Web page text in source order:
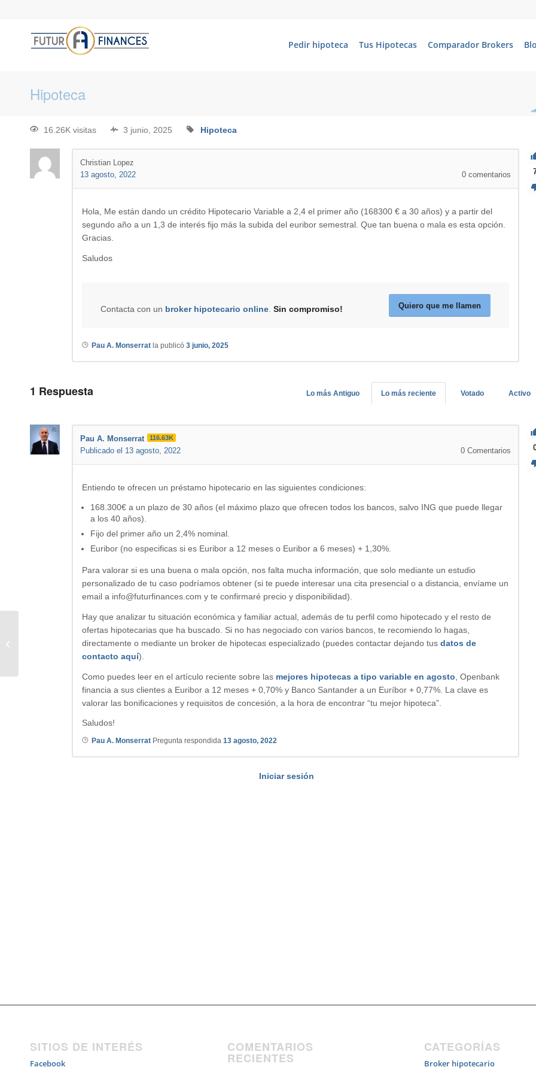
Pedir hipoteca Tus Hipotecas Comparador Brokers
Hipoteca
16.26K visitas 3 junio, 2025 Hipoteca
Christian Lopez
13 agosto, 2022
0 comentarios
Hola, Me están dando un crédito Hipotecario Variable a 2,4 el primer año (168300 € a 30 años) y a partir del
segundo año a un 1,3 de interés fijo más la subida del euribor semestral. Que tan buena o mala es esta opción.
Gracias.
Saludos
Contacta con un broker hipotecario online Sin compromiso! Quiero que me llamen
Pau A. Monserrat la publicó 3 junio, 2025
1 Respuesta Activo
Votado
Lo más reciente
Lo más Antiguo
Pau A. Monserrat 116.63K
Publicado el 13 agosto, 2022 0 Comentarios
Entiendo te ofrecen un préstamo hipotecario en las siguientes condiciones:
168.300€ a un plazo de 30 años (el máximo plazo que ofrecen todos los bancos, salvo ING que puede llegar
a los 40 años).
Fijo del primer año un 2,4% nominal.
Euribor (no especificas si es Euribor a 12 meses o Euribor a 6 meses) + 1,30%.
Para valorar si es una buena o mala opción, nos falta mucha información, que solo mediante un estudio
personalizado de tu caso podríamos obtener (si te puede interesar una cita presencial o a distancia, envíame un
email a info@futurfinances.com y te confirmaré precio y disponibilidad).
Hay que analizar tu situación económica y familiar actual, además de tu perfil como hipotecado y el resto de
ofertas hipotecarias que ha buscado. Si no has negociado con varios bancos, te recomiendo lo hagas,
directamente o mediante un broker de hipotecas especializado (puedes contactar dejando tus datos de
contacto aquí).
Como puedes leer en el artículo reciente sobre las mejores hipotecas a tipo variable en agosto , Openbank
financia a sus clientes a Euribor a 12 meses + 0,70% y Banco Santander a un Euríbor + 0,77%. La clave es
valorar las bonificaciones y requisitos de concesión, a la hora de encontrar “tu mejor hipoteca”.
Saludos!
Pau A. Monserrat Pregunta respondida 13 agosto, 2022
Iniciar sesión
SITIOS DE INTERÉS
Facebook
COMENTARIOS
RECIENTES
CATEGORÍAS
Broker hipotecario
La hipoteca ideal